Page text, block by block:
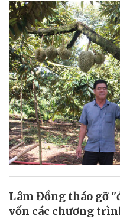
Lâm Đồng tháo gỡ
vốn các chương